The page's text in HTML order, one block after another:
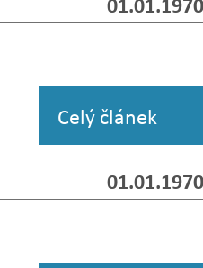
Celý článek
01.01.1970